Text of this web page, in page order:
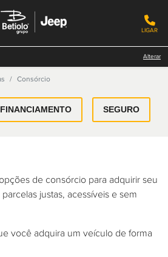
LIGAR
Alterar
Consórcio
FINANCIAMENTO SEGURO
de consórcio para adquirir seu
justas, acessíveis e sem
você adquira um veículo de forma